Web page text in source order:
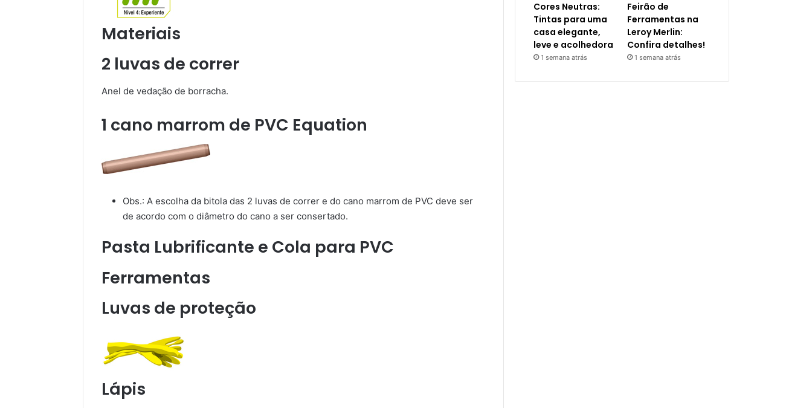
Materiais
2 luvas de correr
Anel de vedação de borracha.
1 cano marrom de PVC Equation
Obs.: A escolha da bitola das 2 luvas de correr e do cano marrom de PVC deve ser
de acordo com o diâmetro do cano a ser consertado.
Pasta Lubrificante e Cola para PVC
Ferramentas
Luvas de proteção
Lápis
Cores Neutras:
Tintas para uma
casa elegante,
leve e acolhedora
1 semana atrás
Feirão de
Ferramentas na
Leroy Merlin:
Confira detalhes!
1 semana atrás